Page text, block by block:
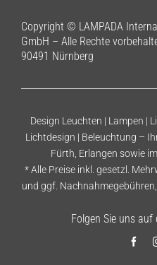
Copyright © LAMPADA
GmbH – Alle Rechte
90491 Nürnberg
Design Leuchten | Lampen |
Lichtdesign | Beleuchtung –
Fürth, Erlangen sowie
* Alle Preise inkl. gesetzl.
und ggf.
Folgen Sie uns